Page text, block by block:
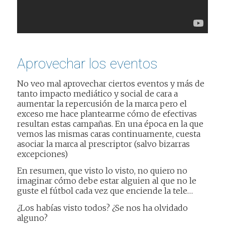
Aprovechar los eventos
No veo mal aprovechar ciertos eventos y más de
tanto impacto mediático y social de cara a
aumentar la repercusión de la marca pero el
exceso me hace plantearme cómo de efectivas
resultan estas campañas. En una época en la que
vemos las mismas caras continuamente, cuesta
asociar la marca al prescriptor (salvo bizarras
excepciones)
En resumen, que visto lo visto, no quiero no
imaginar cómo debe estar alguien al que no le
guste el fútbol cada vez que enciende la tele…
¿Los habías visto todos? ¿Se nos ha olvidado
alguno?